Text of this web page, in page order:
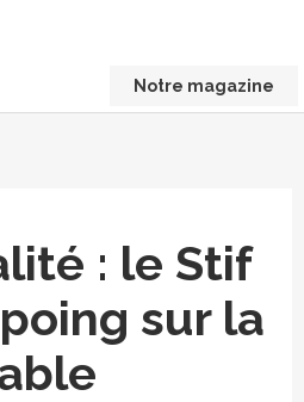
Notre magazine
: le Stif
sur la